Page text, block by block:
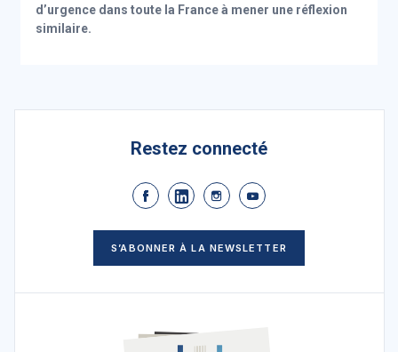
d’urgence dans toute la France à mener une réflexion
similaire.
Restez connecté
S’ABONNER À LA NEWSLETTER